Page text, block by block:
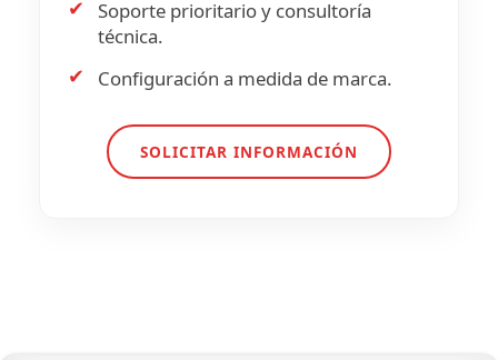
✔
Soporte prioritario y consultoría
técnica.
✔ Configuración a medida de marca.
SOLICITAR INFORMACIÓN